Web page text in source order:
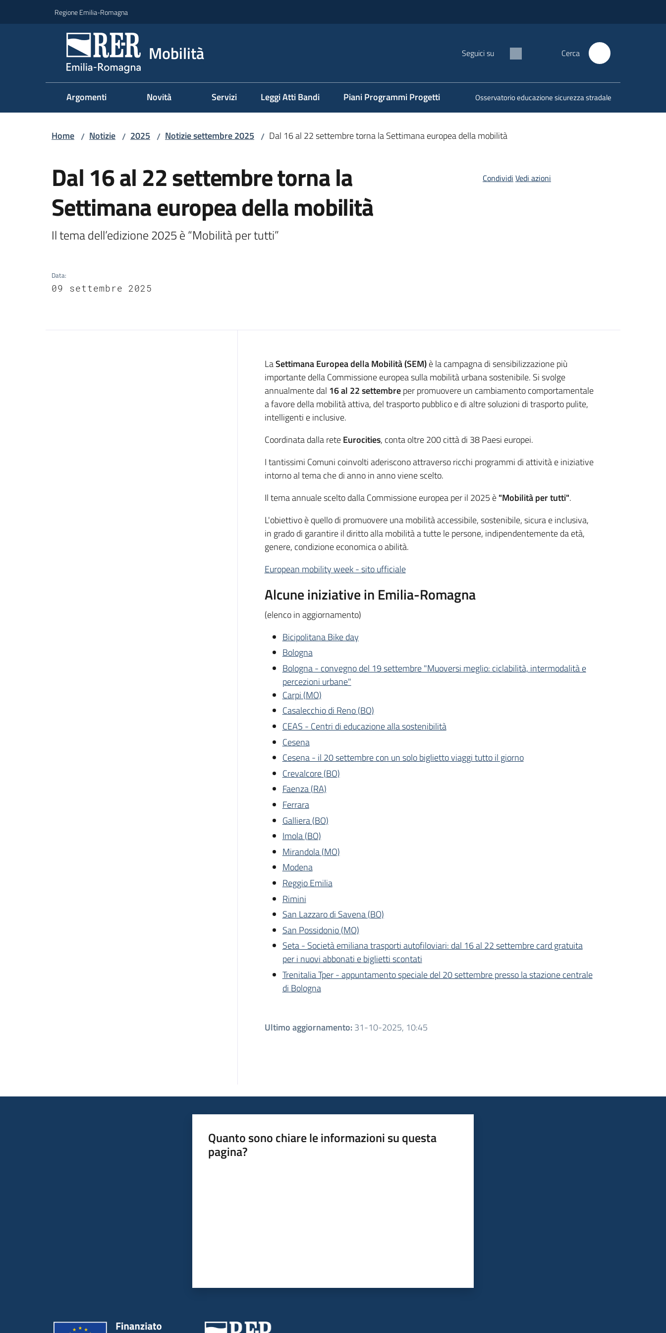
Regione Emilia-Romagna
Mobilità Seguici su Cerca
Argomenti Novità Servizi Leggi Atti Bandi Piani Programmi Progetti Osservatorio educazione sicurezza stradale
Home / Notizie / 2025 / Notizie settembre 2025 / Dal 16 al 22 settembre torna la Settimana europea della mobilità
Dal 16 al 22 settembre torna la
Settimana europea della mobilità
Il tema dell’edizione 2025 è “Mobilità per tutti”
Data:
09 settembre 2025
Condividi Vedi azioni
Introduzione
LaSettimana Europea della Mobilità (SEM)è la campagna di sensibilizzazione più
importante della Commissione europea sulla mobilità urbana sostenibile. Si svolge
annualmente dal 16 al 22 settembreper promuovere un cambiamento comportamentale
a favore della mobilità attiva, del trasporto pubblico e di altre soluzioni di trasporto pulite,
intelligenti e inclusive.
Coordinata dalla reteEurocities, conta oltre 200 città di 38 Paesi europei.
I tantissimi Comuni coinvolti aderiscono attraverso ricchi programmi di attività e iniziative
intorno al tema che di anno in anno viene scelto.
Il tema annuale scelto dalla Commissione europea per il 2025 è"Mobilità per tutti".
L'obiettivo è quello di promuovere una mobilità accessibile, sostenibile, sicura e inclusiva,
in grado di garantire il diritto alla mobilità a tutte le persone, indipendentemente da età,
genere, condizione economica o abilità.
European mobility week - sito ufficiale
Alcune iniziative in Emilia-Romagna
(elenco in aggiornamento)
Bicipolitana Bike day
Bologna
Bologna - convegno del 19 settembre "Muoversi meglio: ciclabilità, intermodalità e
percezioni urbane"
Carpi (MO)
Casalecchio di Reno (BO)
CEAS - Centri di educazione alla sostenibilità
Cesena
Cesena - il 20 settembre con un solo biglietto viaggi tutto il giorno
Crevalcore (BO)
Faenza (RA)
Ferrara
Galliera (BO)
Imola (BO)
Mirandola (MO)
Modena
Reggio Emilia
Rimini
San Lazzaro di Savena (BO)
San Possidonio (MO)
Seta - Società emiliana trasporti autofiloviari: dal 16 al 22 settembre card gratuita
per i nuovi abbonati e biglietti scontati
Trenitalia Tper - appuntamento speciale del 20 settembre presso la stazione centrale
di Bologna
Ultimo aggiornamento:31-10-2025, 10:45
Quanto sono chiare le informazioni su questa
pagina?